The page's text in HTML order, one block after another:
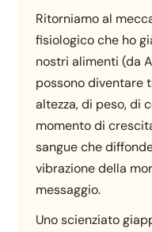
Ritorniamo al
fisiologico che ho
nostri alimenti (da
possono diventare
altezza, di peso, di
momento di
sangue che
vibrazione della
messaggio.
Uno scienziato